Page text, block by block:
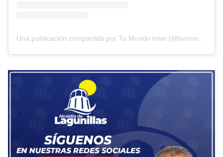
Una publicación compartida por Tu Mundo Inter (@tumundointer)